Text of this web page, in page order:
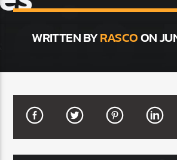
TITLE
CURRENT SHOW
BALADAS
4:00 AM 6:00 AM
WRITTEN BYRASCOON